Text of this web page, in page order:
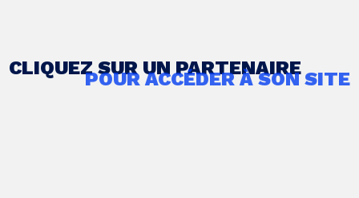
CLIQUEZ SUR UN PARTENAIRE
POUR ACCÉDER À SON SITE